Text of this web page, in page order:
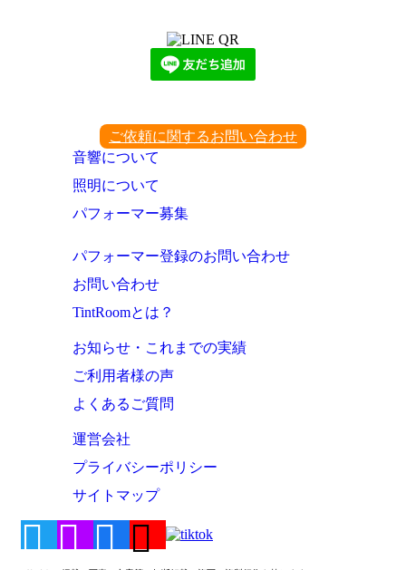
ご依頼に関するお問い合わせ
音響について
照明について
パフォーマー募集
パフォーマー登録のお問い合わせ
お問い合わせ
TintRoomとは？
お知らせ・これまでの実績
ご利用者様の声
よくあるご質問
運営会社
プライバシーポリシー
サイトマップ